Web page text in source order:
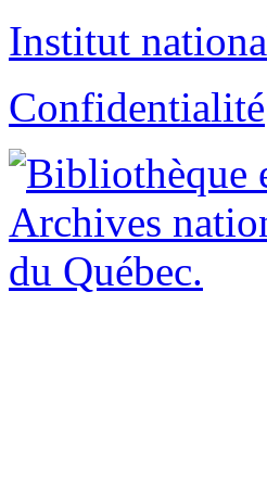
Institut
Confidentialité